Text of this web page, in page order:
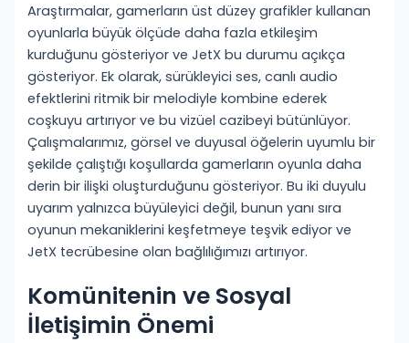
Araştırmalar, gamerların üst düzey grafikler kullanan
oyunlarla büyük ölçüde daha fazla etkileşim
kurduğunu gösteriyor ve JetX bu durumu açıkça
gösteriyor. Ek olarak, sürükleyici ses, canlı audio
efektlerini ritmik bir melodiyle kombine ederek
coşkuyu artırıyor ve bu vizüel cazibeyi bütünlüyor.
Çalışmalarımız, görsel ve duyusal öğelerin uyumlu bir
şekilde çalıştığı koşullarda gamerların oyunla daha
derin bir ilişki oluşturduğunu gösteriyor. Bu iki duyulu
uyarım yalnızca büyüleyici değil, bunun yanı sıra
oyunun mekaniklerini keşfetmeye teşvik ediyor ve
JetX tecrübesine olan bağlılığımızı artırıyor.
Komünitenin ve Sosyal
İletişimin Önemi